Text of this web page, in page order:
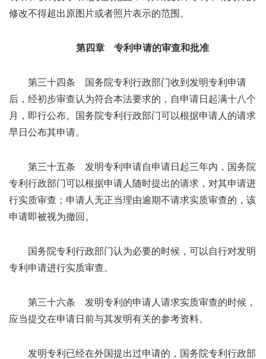
修改不得超出原图片或者照片表示的范围。
第四章 专利申请的审查和批准
第三十四条 国务院专利行政部门收到发明专利申请
后，经初步审查认为符合本法要求的，自申请日起满十八个
月，即行公布。国务院专利行政部门可以根据申请人的请求
早日公布其申请。
第三十五条 发明专利申请自申请日起三年内，国务院
专利行政部门可以根据申请人随时提出的请求，对其申请进
行实质审查；申请人无正当理由逾期不请求实质审查的，该
申请即被视为撤回。
国务院专利行政部门认为必要的时候，可以自行对发明
专利申请进行实质审查。
第三十六条 发明专利的申请人请求实质审查的时候，
应当提交在申请日前与其发明有关的参考资料。
发明专利已经在外国提出过申请的，国务院专利行政部